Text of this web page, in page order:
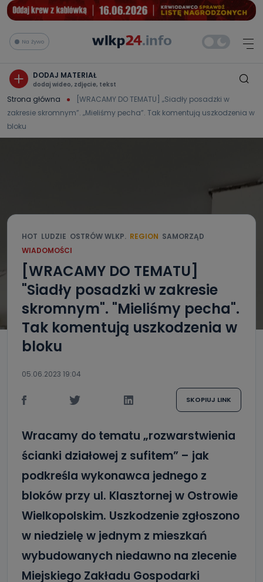
Na żywo
DODAJ MATERIAŁ
dodaj wideo, zdjęcie, tekst
Strona główna
[WRACAMY DO TEMATU] „Siadły posadzki w
zakresie skromnym”. „Mieliśmy pecha”. Tak komentują uszkodzenia w
bloku
HOT LUDZIE OSTRÓW WLKP. REGION SAMORZĄD
WIADOMOŚCI
[WRACAMY DO TEMATU]
"Siadły posadzki w zakresie
skromnym". "Mieliśmy pecha".
Tak komentują uszkodzenia w
bloku
05.06.2023 19:04
SKOPIUJ LINK
Wracamy do tematu „rozwarstwienia
ścianki działowej z sufitem” – jak
podkreśla wykonawca jednego z
bloków przy ul. Klasztornej w Ostrowie
Wielkopolskim. Uszkodzenie zgłoszono
w niedzielę w jednym z mieszkań
wybudowanych niedawno na zlecenie
Miejskiego Zakładu Gospodarki